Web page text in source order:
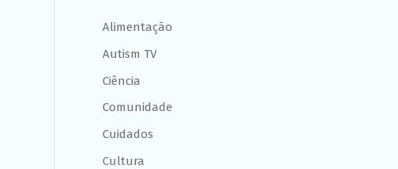
Alimentação
Autism TV
Ciência
Comunidade
Cuidados
Cultura